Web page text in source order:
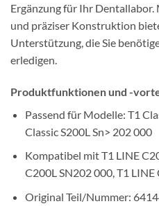
Ergänzung für Ihr
und präziser Konstruktion
Unterstützung, die Sie
erledigen.
Produktfunktionen und -
Passend für Modelle: T1
Classic S200L Sn> 202 000
Kompatibel mit T1 LINE
C200L SN202 000, T1
Original Teil/Nummer: